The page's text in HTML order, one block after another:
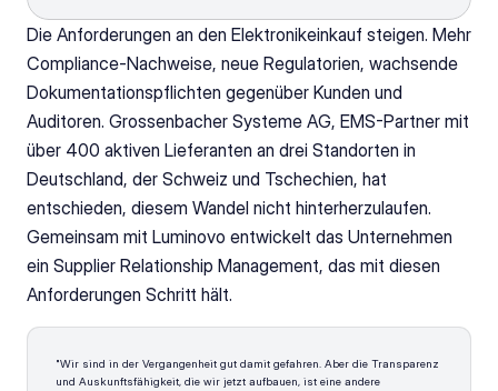
Die Anforderungen an den Elektronikeinkauf steigen. Mehr
Compliance-Nachweise, neue Regulatorien, wachsende
Dokumentationspflichten gegenüber Kunden und
Auditoren. Grossenbacher Systeme AG, EMS-Partner mit
über 400 aktiven Lieferanten an drei Standorten in
Deutschland, der Schweiz und Tschechien, hat
entschieden, diesem Wandel nicht hinterherzulaufen.
Gemeinsam mit Luminovo entwickelt das Unternehmen
ein Supplier Relationship Management, das mit diesen
Anforderungen Schritt hält.
"Wir sind in der Vergangenheit gut damit gefahren. Aber die Transparenz
und Auskunftsfähigkeit, die wir jetzt aufbauen, ist eine andere